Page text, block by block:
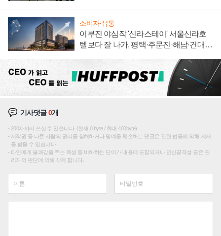
소비자·유통
이부진 야심작 '신라스테이' 서울신라호
텔보다 잘 나가, 평택·주문진·해남·건대로
기사댓글0개
200자까지 쓰실 수 있습니다. (현재 0 byte / 최대 400byte)
저작권 등 다른 사람의 권리를 침해하거나 명예를 훼손하는 댓글은 관련 법률에 의해 제재
를 받을 수 있습니다.
타인에게 불쾌감을 주는 욕설 등 비하하는 단어가 내용에 포함되거나 인신공격성 글은 관
리자의 판단에 의해 삭제 합니다.